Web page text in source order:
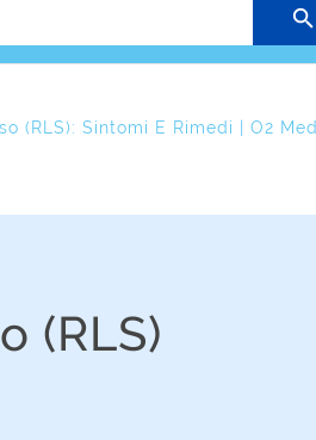

(RLS): Sintomi E Rimedi | O2 Med
(RLS)